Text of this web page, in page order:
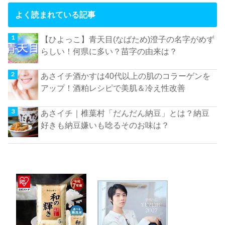
よく読まれている記事
【ひよっこ】青天目(なばため)澄子の名字がめず
らしい！何県に多い？苗字の由来は？
あさイチ酒かすは40代以上の肌のコラーゲンを
アップ！酒粕レシピで美肌＆冷え性改善
あさイチ｜椎葉村「だんだん納豆」とは？納豆
好きも納豆嫌いも唸るそのお味は？